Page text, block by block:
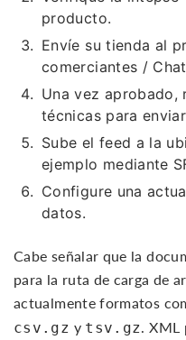
producto.
Envíe su tienda al
comerciantes /
Una vez aprobado,
técnicas para
Sube el feed a la
ejemplo mediante
Configure una
datos.
Cabe señalar que la
para la ruta de carga de
actualmente formatos
csv.gz y tsv.gz. XML